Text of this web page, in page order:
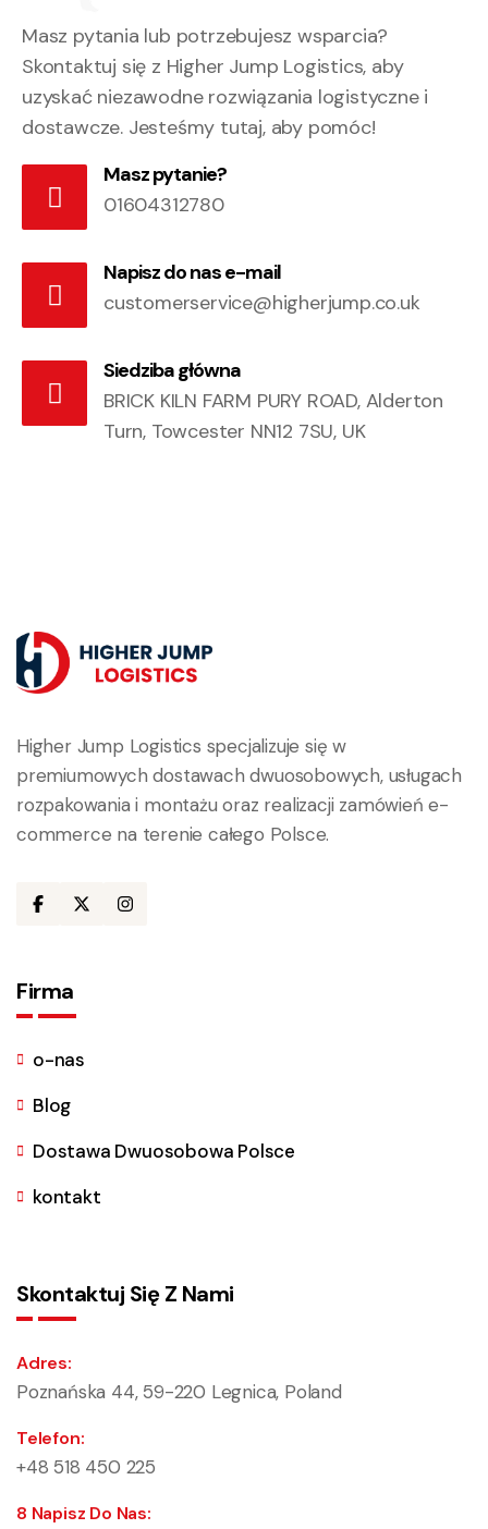
Masz pytania lub potrzebujesz wsparcia?
Skontaktuj się z Higher Jump Logistics, aby
uzyskać niezawodne rozwiązania logistyczne i
dostawcze. Jesteśmy tutaj, aby pomóc!
Masz pytanie?
01604312780
Napisz do nas e-mail
customerservice@higherjump.co.uk
Siedziba główna
BRICK KILN FARM PURY ROAD,Alderton
Turn, Towcester NN12 7SU, UK
Higher Jump Logistics specjalizuje się w
premiumowych dostawach dwuosobowych, usługach
rozpakowania i montażu oraz realizacji zamówień e-
commerce na terenie całego Polsce.
Firma
o-nas
Blog
Dostawa Dwuosobowa Polsce
kontakt
Skontaktuj Się Z Nami
Adres:
Poznańska 44, 59-220 Legnica, Poland
Telefon:
+48 518 450 225
8 Napisz Do Nas: